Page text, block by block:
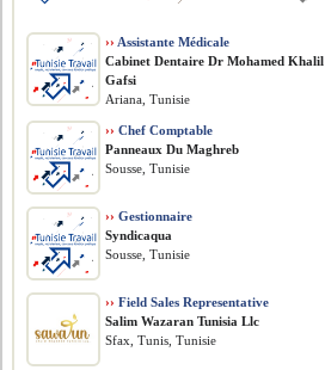
›› Assistante Médicale
Cabinet Dentaire Dr Mohamed Khalil
Gafsi
Ariana, Tunisie
›› Chef Comptable
Panneaux Du Maghreb
Sousse, Tunisie
›› Gestionnaire
Syndicaqua
Sousse, Tunisie
›› Field Sales Representative
Salim Wazaran Tunisia Llc
Sfax, Tunis, Tunisie